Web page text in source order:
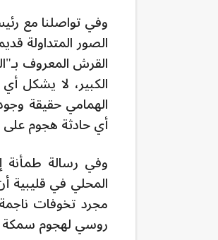
وفي تواصلنا مع
القرش المعروف
الكبير، لا يشكل أي
أي حادثة هجوم على
وفي رسالة طمأنة
المحلي في قليبية
مجرد تخوفات
روسي لهجوم